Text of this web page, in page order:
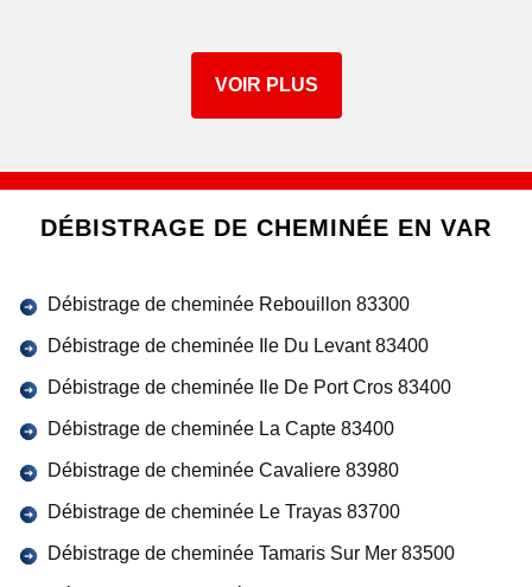
VOIR PLUS
DÉBISTRAGE DE CHEMINÉE EN VAR
Débistrage de cheminée Rebouillon 83300
Débistrage de cheminée Ile Du Levant 83400
Débistrage de cheminée Ile De Port Cros 83400
Débistrage de cheminée La Capte 83400
Débistrage de cheminée Cavaliere 83980
Débistrage de cheminée Le Trayas 83700
Débistrage de cheminée Tamaris Sur Mer 83500